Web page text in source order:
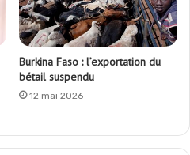
Burkina Faso : l’exportation du
bétail suspendu
12 mai 2026